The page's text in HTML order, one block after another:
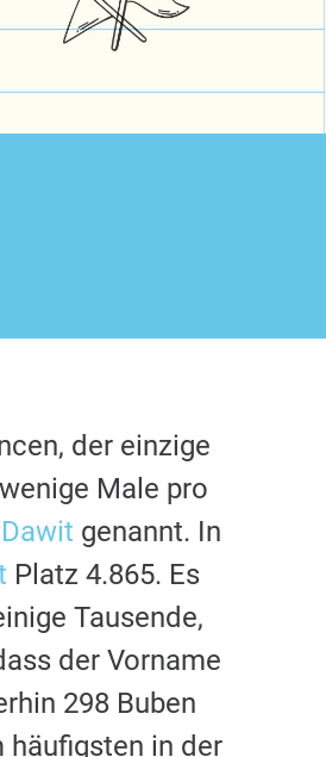
der einzige
Male pro
Dawit genannt. In
Platz 4.865. Es
Tausende,
der Vorname
298 Buben
häufigsten in der